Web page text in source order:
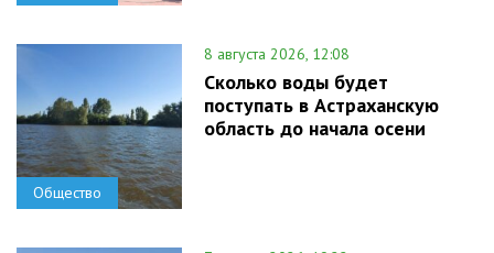
Общество
8 августа 2026, 12:08
Сколько воды будет
поступать в Астраханскую
область до начала осени